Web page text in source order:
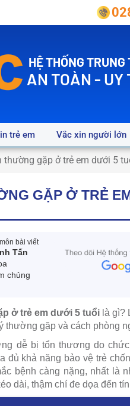
HỆ THỐNG
AN TOÀN - UY
trẻ em Vắc xin người lớn
thường gặp ở trẻ em dưới 5
GẶP Ở TRẺ
bài viết
Tấn
chủng
ở trẻ em dưới 5 tuổi là gì?
thường gặp và cách phòng
dễ bị tổn thương do
đủ khả năng bảo vệ trẻ
bệnh càng nặng, nhất là
dài, thậm chí đe dọa đến